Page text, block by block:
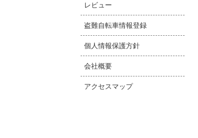
レビュー
盗難自転車情報登録
個人情報保護方針
会社概要
アクセスマップ